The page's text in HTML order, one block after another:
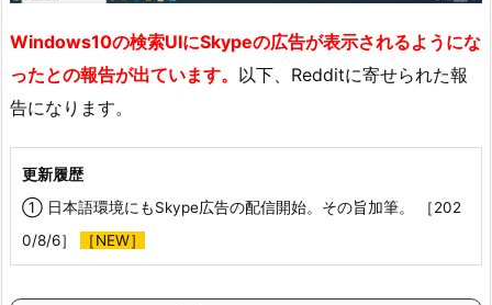
Windows10の検索UIにSkypeの広告が表示されるようにな
ったとの報告が出ています。 以下、Redditに寄せられた報
告になります。
更新履歴
① 日本語環境にもSkype広告の配信開始。その旨加筆。 ［202
0/8/6］
［NEW］